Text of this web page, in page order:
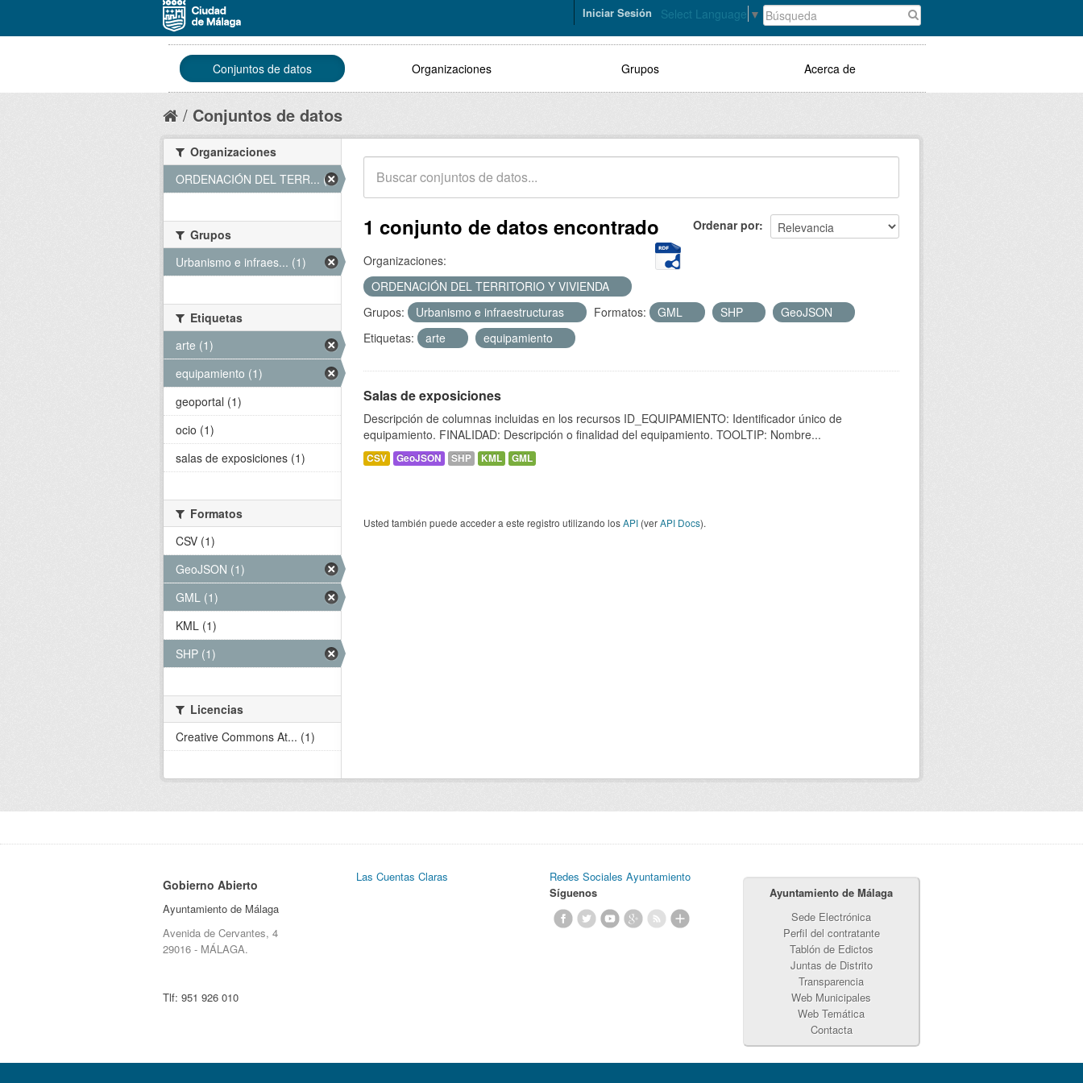
Select Language ▼
Iniciar Sesión
Conjuntos de datos Organizaciones Grupos Acerca de
Conjuntos de datos
Ordenar por
1 conjunto de datos encontrado
Organizaciones:
ORDENACIÓN DEL TERRITORIO Y VIVIENDA
Grupos:
Urbanismo e infraestructuras Formatos: GML SHP
GeoJSON
Etiquetas:
arte equipamiento
Salas de exposiciones
Descripción de columnas incluidas en los recursos ID_EQUIPAMIENTO: Identificador único de
equipamiento. FINALIDAD: Descripción o finalidad del equipamiento. TOOLTIP: Nombre...
CSV GeoJSON SHP KML GML
Usted también puede acceder a este registro utilizando losAPI (verAPI Docs).
Organizaciones
ORDENACIÓN DEL TERR... (1)
Grupos
Urbanismo e infraes... (1)
Etiquetas
arte (1)
equipamiento (1)
geoportal (1)
ocio (1)
salas de exposiciones (1)
Formatos
CSV (1)
GeoJSON (1)
GML (1)
KML (1)
SHP (1)
Licencias
Creative Commons At... (1)
Gobierno Abierto
Ayuntamiento de Málaga
Avenida de Cervantes, 4
29016 - MÁLAGA.
Tlf: 951 926 010
Las Cuentas Claras
Redes Sociales Ayuntamiento
Síguenos
Ayuntamiento de Málaga
Sede Electrónica
Perfil del contratante
Tablón de Edictos
Juntas de Distrito
Transparencia
Web Municipales
Web Temática
Contacta